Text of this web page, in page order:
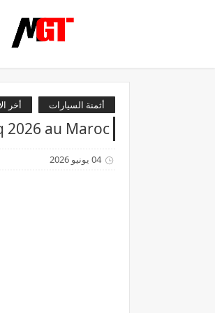
أثمنة السيارات أخر
2026 au Maroc
04 يونيو 2026